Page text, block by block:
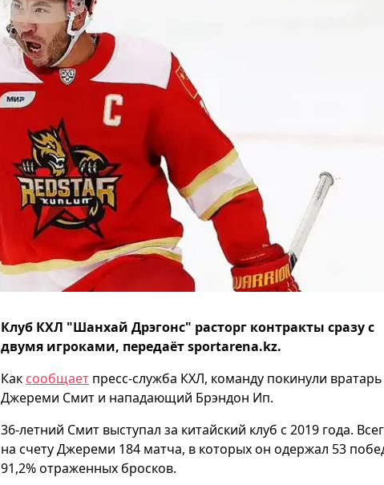
Клуб КХЛ "Шанхай Дрэгонс" расторг контракты сразу с
двумя игроками, передаёт sportarena.kz.
Как сообщает пресс-служба КХЛ, команду покинули вратарь
Джереми Смит и нападающий Брэндон Ип.
36-летний Смит выступал за китайский клуб с 2019 года.
на счету Джереми 184 матча, в которых он одержал 53
91,2% отраженных бросков.